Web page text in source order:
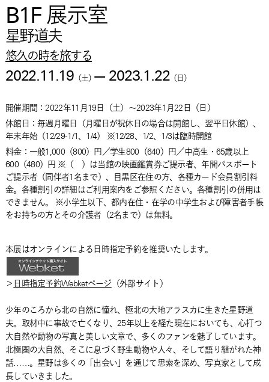
B1F 展示室
星野道夫
悠久の時を旅する
2022.11.19（土）— 2023.1.22（日）
開催期間： 2022年11月19日 （土） ～2023年1月22日 （日）
休館日：毎週月曜日（月曜日が祝休日の場合は開館し、翌平日休館）、
年末年始（12/29-1/1、1/4） ※12/28、1/2、1/3は臨時開館
料金： 一般1,000（800）円／学生800（640）円／中高生・65歳以上
600（480）円 ※（ ）は当館の映画鑑賞券ご提示者、年間パスポート
ご提示者（同伴者1名まで）、目黒区在住の方、各種カード会員割引料
金。各種割引の詳細はご利用案内をご参照ください。各種割引の併用は
できません。 ※小学生以下、都内在住・在学の中学生および障害者手帳
をお持ちの方とその介護者（2名まで）は無料。
本展はオンラインによる日時指定予約を推奨いたします。
＞ 日時指定予約Webketページ （外部サイト）
少年のころから北の自然に憧れ、極北の大地アラスカに生きた星野道
夫。取材中に事故で亡くなり、25年以上を経た現在においても、心打つ
大自然や動物の写真と美しい文章で、多くのファンを魅了しています。
北極圏の大自然、そこに息づく野生動物や人々、そして語り継がれた神
話……。星野は多くの「出会い」を通じて思索を深め、写真家として成
長していきました。